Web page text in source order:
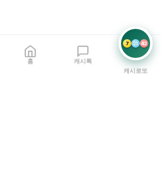
홈 캐시톡
7 21 42
캐시로또